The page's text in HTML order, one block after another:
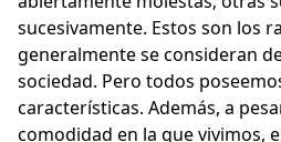
sucesivamente. Estos son los
generalmente se consideran
sociedad. Pero todos
características. Además, a
comodidad en la que vivimos,